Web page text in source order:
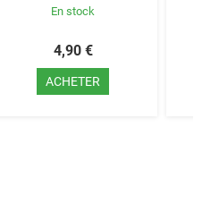
En stock
4,90 €
ACHETER